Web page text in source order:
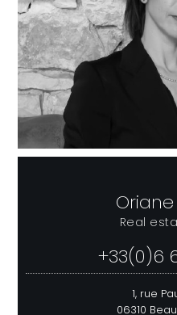
Oriane
Real
+33(0)6
1, rue
06310